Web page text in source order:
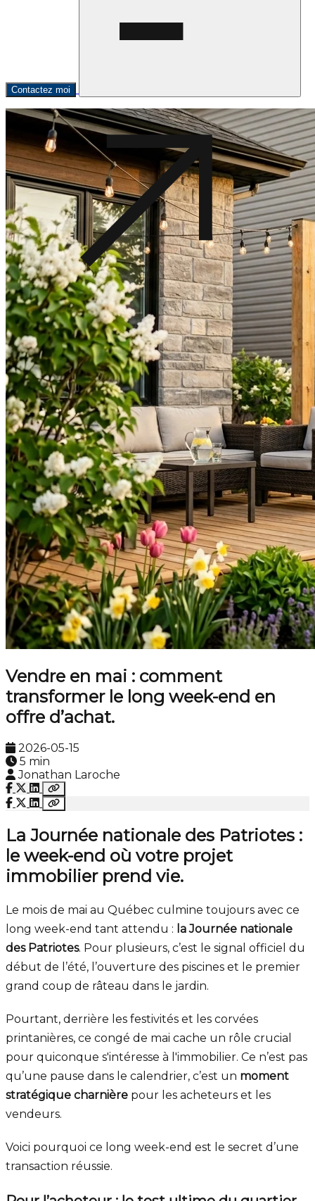
Contactez moi
Vendre en mai : comment
transformer le long week-end en
offre d’achat.
2026-05-15
5 min
Jonathan Laroche
La Journée nationale des Patriotes :
le week-end où votre projet
immobilier prend vie.
Le mois de mai au Québec culmine toujours avec ce
long week-end tant attendu : la Journée nationale
des Patriotes. Pour plusieurs, c’est le signal officiel du
début de l’été, l’ouverture des piscines et le premier
grand coup de râteau dans le jardin.
Pourtant, derrière les festivités et les corvées
printanières, ce congé de mai cache un rôle crucial
pour quiconque s'intéresse à l'immobilier. Ce n’est pas
qu’une pause dans le calendrier, c’est un moment
stratégique charnière pour les acheteurs et les
vendeurs.
Voici pourquoi ce long week-end est le secret d’une
transaction réussie.